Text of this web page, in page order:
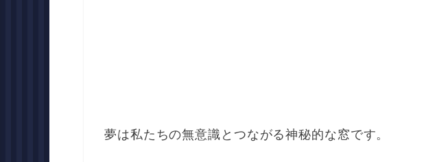
夢は私たちの無意識とつながる神秘的な窓です。